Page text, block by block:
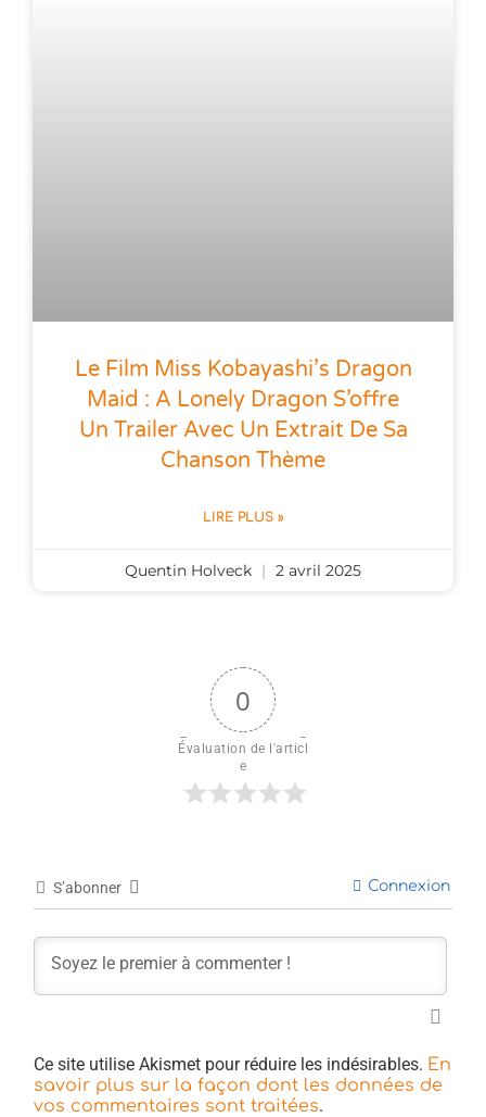
Le Film Miss Kobayashi’s Dragon
Maid : A Lonely Dragon S’offre
Un Trailer Avec Un Extrait De Sa
Chanson Thème
LIRE PLUS »
Quentin Holveck 2 avril 2025
0
Évaluation de l'articl
e
S’abonner Connexion
Ce site utilise Akismet pour réduire les indésirables. En
savoir plus sur la façon dont les données de
vos commentaires sont traitées.